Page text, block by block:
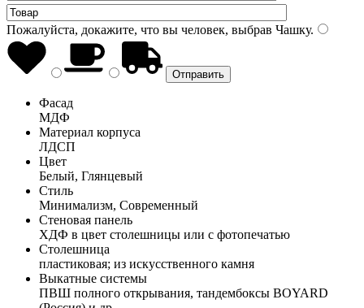
Пожалуйста, докажите, что вы человек, выбрав Чашку.
Фасад
МДФ
Материал корпуса
ЛДСП
Цвет
Белый, Глянцевый
Стиль
Минимализм, Современный
Стеновая панель
ХДФ в цвет столешницы или с фотопечатью
Столешница
пластиковая; из искусственного камня
Выкатные системы
ПВШ полного открывания, тандембоксы BOYARD